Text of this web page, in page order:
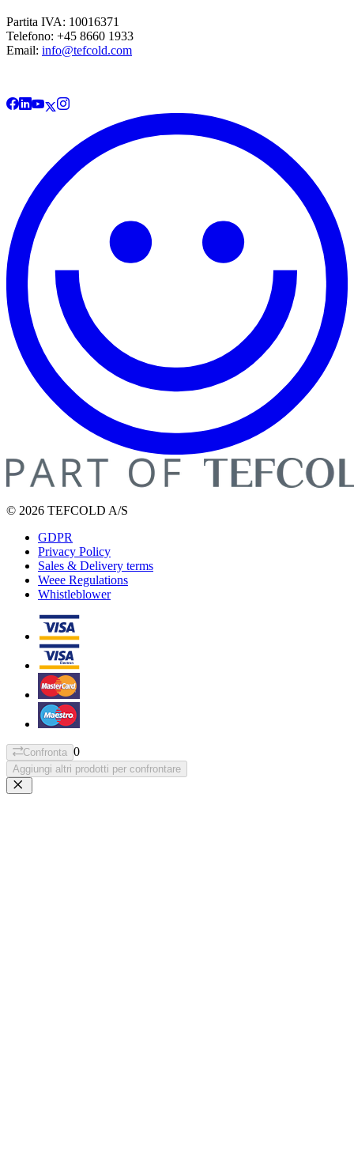
Partita IVA: 10016371
Telefono: +45 8660 1933
Email: info@tefcold.com
© 2026 TEFCOLD A/S
GDPR
Privacy Policy
Sales & Delivery terms
Weee Regulations
Whistleblower
Confronta 0
Aggiungi altri prodotti per confrontare